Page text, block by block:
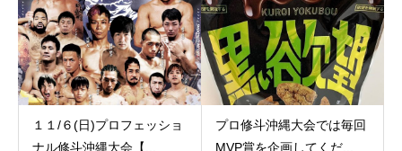
１１/６(日)プロフェッショ
ナル修斗沖縄大会【...
プロ修斗沖縄大会では毎回
MVP賞を企画してくだ...